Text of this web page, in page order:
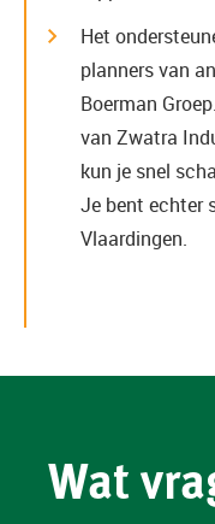
Het
planners van
Boerman
van Zwatra
kun je snel
Je bent echter
Vlaardingen.
Wat